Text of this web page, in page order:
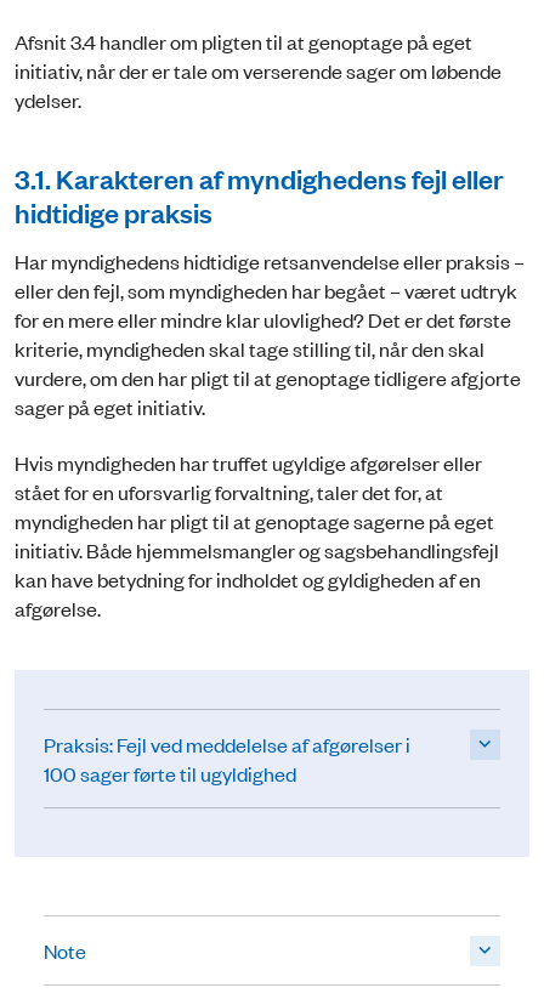
Afsnit 3.4 handler om pligten til at genoptage på eget
initiativ, når der er tale om verserende sager om løbende
ydelser.
3.1. Karakteren af myndighedens fejl eller
hidtidige praksis
Har myndighedens hidtidige retsanvendelse eller praksis –
eller den fejl, som myndigheden har begået – været udtryk
for en mere eller mindre klar ulovlighed? Det er det første
kriterie, myndigheden skal tage stilling til, når den skal
vurdere, om den har pligt til at genoptage tidligere afgjorte
sager på eget initiativ.
Hvis myndigheden har truffet ugyldige afgørelser eller
stået for en uforsvarlig forvaltning, taler det for, at
myndigheden har pligt til at genoptage sagerne på eget
initiativ. Både hjemmelsmangler og sagsbehandlingsfejl
kan have betydning for indholdet og gyldigheden af en
afgørelse.
Praksis: Fejl ved meddelelse af afgørelser i
100 sager førte til ugyldighed
Note